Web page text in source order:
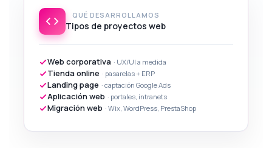
QUÉ DESARROLLAMOS
Tipos de proyectos web
Web corporativa · UX/UI a medida
Tienda online · pasarelas + ERP
Landing page · captación Google Ads
Aplicación web · portales, intranets
Migración web · Wix, WordPress, PrestaShop